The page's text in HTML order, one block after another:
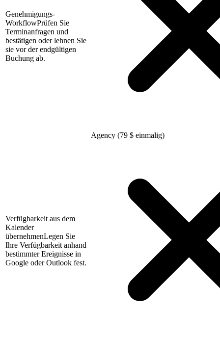
Genehmigungs-
WorkflowPrüfen Sie
Terminanfragen und
bestätigen oder lehnen Sie
sie vor der endgültigen
Buchung ab.
Agency (79 $ einmalig)
Verfügbarkeit aus dem
Kalender
übernehmenLegen Sie
Ihre Verfügbarkeit anhand
bestimmter Ereignisse in
Google oder Outlook fest.